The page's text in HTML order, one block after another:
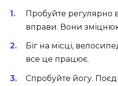
Пробуйте регулярно
вправи. Вони
Біг на місці,
все це працює.
Спробуйте йогу.